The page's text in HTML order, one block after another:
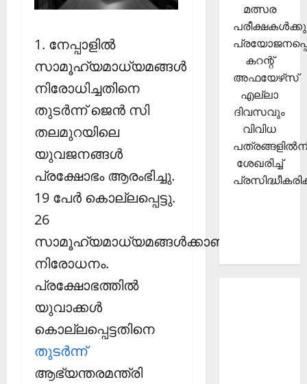
1. നേപ്പാളില്‍
സാമൂഹ്യമാധ്യമങ്ങള്‍
നിരോധിച്ചതിനെ
തുടര്‍ന്ന് ജെന്‍ സി
തലമുറയിലെ
യുവജനങ്ങള്‍
പ്രക്ഷോഭം ആരംഭിച്ചു.
19 പേര്‍ കൊല്ലപ്പെട്ടു.
26
സാമൂഹ്യമാധ്യമങ്ങള്‍ക്കാണ്
നിരോധനം.
പ്രക്ഷോഭത്തില്‍
യുവാക്കള്‍
കൊല്ലപ്പെട്ടതിനെ
തുടര്‍ന്ന്
ആഭ്യന്തരമന്ത്രി
മത്സര
കറന്റ്
അഫയേഴ്‌സ്
എല്ലാ
ദിവസവും
വിവിധ
ശേഖരിച്ച്